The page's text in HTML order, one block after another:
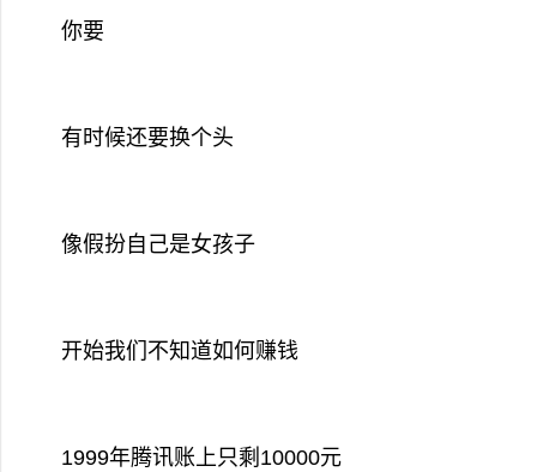
你要
有时候还要换个头
像假扮自己是女孩子
开始我们不知道如何赚钱
1999年腾讯账上只剩10000元